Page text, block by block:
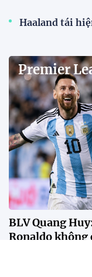
Haaland tái
Premier
BLV Quang
Ronaldo không